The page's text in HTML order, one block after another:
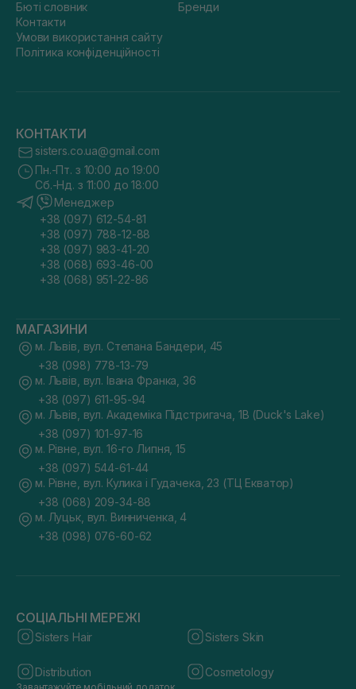
Бюті словник
Контакти
Умови використання сайту
Політика конфіденційності
Бренди
КОНТАКТИ
sisters.co.ua@gmail.com
Пн.-Пт. з 10:00 до 19:00
Сб.-Нд. з 11:00 до 18:00
Менеджер
+38 (097) 612-54-81
+38 (097) 788-12-88
+38 (097) 983-41-20
+38 (068) 693-46-00
+38 (068) 951-22-86
МАГАЗИНИ
м. Львів, вул. Степана Бандери, 45
+38 (098) 778-13-79
м. Львів, вул. Івана Франка, 36
+38 (097) 611-95-94
м. Львів, вул. Академіка Підстригача, 1В (Duck's Lake)
+38 (097) 101-97-16
м. Рівне, вул. 16-го Липня, 15
+38 (097) 544-61-44
м. Рівне, вул. Кулика і Гудачека, 23 (ТЦ Екватор)
+38 (068) 209-34-88
м. Луцьк, вул. Винниченка, 4
+38 (098) 076-60-62
СОЦІАЛЬНІ МЕРЕЖІ
Sisters Hair Sisters Skin
Distribution Cosmetology